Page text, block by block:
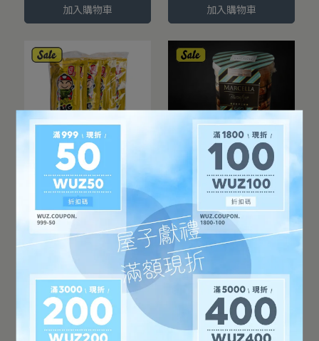
加入購物車 加入購物車
小老板 泰國海苔棒棒捲 –
NT$120
加入購物車
新年送好禮｜Marcella 秒
殺酥-分享桶 共3種口味
NT$750
NT$900
加入購物車